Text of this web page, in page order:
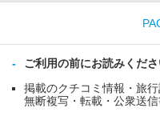
ご利用の前にお読みくださ
掲載のクチコミ情報・旅
無断複写・転載・公衆送信